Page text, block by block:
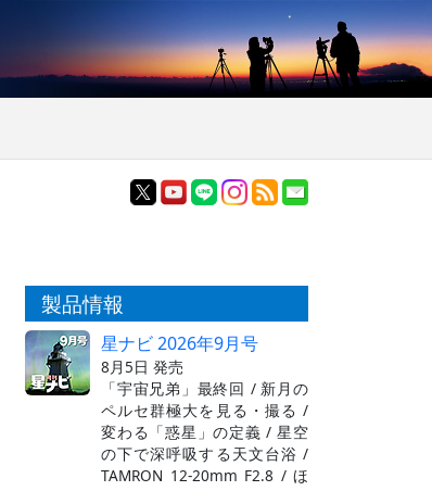
製品情報
星ナビ 2026年9月号
8月5日 発売
「宇宙兄弟」最終回 / 新月の
ペルセ群極大を見る・撮る /
変わる「惑星」の定義 / 星空
の下で深呼吸する天文台浴 /
TAMRON 12-20mm F2.8 / ほ